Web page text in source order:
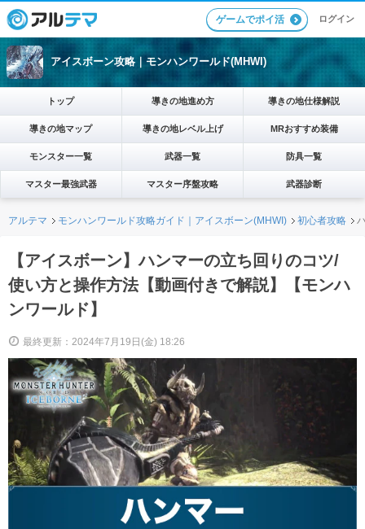
ゲームでポイ活 ログイン
アイスボーン攻略｜モンハンワールド(MHWI)
トップ 導きの地進め方 導きの地仕様解説
導きの地マップ 導きの地レベル上げ MRおすすめ装備
モンスター一覧 武器一覧 防具一覧
マスター最強武器 マスター序盤攻略 武器診断
アルテマ モンハンワールド攻略ガイド｜アイスボーン(MHWI) 初心者攻略
【アイスボーン】ハンマーの立ち回りのコツ/
使い方と操作方法【動画付きで解説】【モンハ
ンワールド】
最終更新：2024年7月19日(金) 18:26